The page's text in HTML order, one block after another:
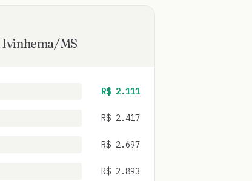
Ivinhema/MS
R$ 2.111
R$ 2.417
R$ 2.697
R$ 2.893